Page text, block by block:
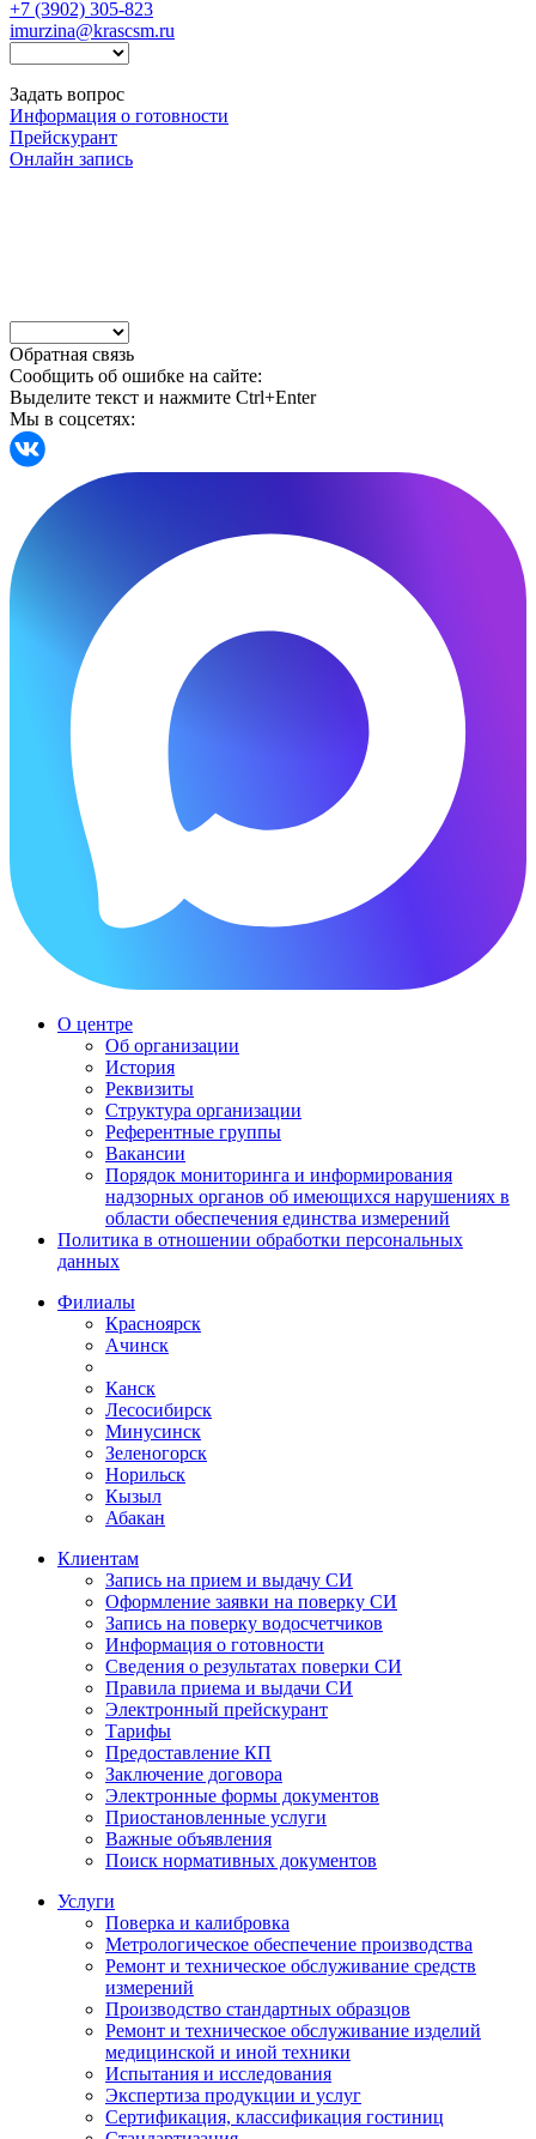
+7 (3902) 305-823
imurzina@krascsm.ru
Задать вопрос
Информация о готовности
Прейскурант
Онлайн запись
Обратная связь
Сообщить об ошибке на сайте:
Выделите текст и нажмите Ctrl+Enter
Мы в соцсетях:
О центре
Об организации
История
Реквизиты
Структура организации
Референтные группы
Вакансии
Порядок мониторинга и информирования
надзорных органов об имеющихся нарушениях в
области обеспечения единства измерений
Политика в отношении обработки персональных
данных
Филиалы
Красноярск
Ачинск
Канск
Лесосибирск
Минусинск
Зеленогорск
Норильск
Кызыл
Абакан
Клиентам
Запись на прием и выдачу СИ
Оформление заявки на поверку СИ
Запись на поверку водосчетчиков
Информация о готовности
Сведения о результатах поверки СИ
Правила приема и выдачи СИ
Электронный прейскурант
Тарифы
Предоставление КП
Заключение договора
Электронные формы документов
Приостановленные услуги
Важные объявления
Поиск нормативных документов
Услуги
Поверка и калибровка
Метрологическое обеспечение производства
Ремонт и техническое обслуживание средств
измерений
Производство стандартных образцов
Ремонт и техническое обслуживание изделий
медицинской и иной техники
Испытания и исследования
Экспертиза продукции и услуг
Сертификация, классификация гостиниц